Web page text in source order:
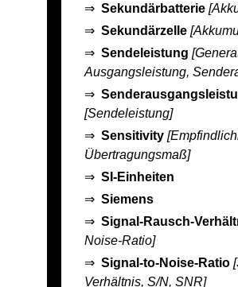
⇒Sekundärbatterie
⇒Sekundärzelle
⇒Sendeleistung
Ausgangsleistung,
⇒
[Sendeleistung]
⇒Sensitivity
Übertragungsmaß]
⇒SI-Einheiten
⇒Siemens
⇒Signal-Rausch-
Noise-Ratio]
⇒Signal-to-Noise-Ratio
Verhältnis, S/N, SNR]